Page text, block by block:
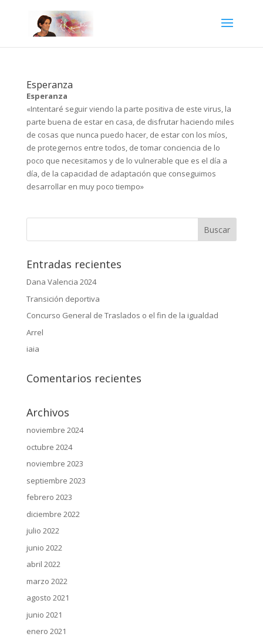
Esperanza
Esperanza
«Intentaré seguir viendo la parte positiva de este virus, la
parte buena de estar en casa, de disfrutar haciendo miles
de cosas que nunca puedo hacer, de estar con los míos,
de protegernos entre todos, de tomar conciencia de lo
poco que necesitamos y de lo vulnerable que es el día a
día, de la capacidad de adaptación que conseguimos
desarrollar en muy poco tiempo»
Entradas recientes
Dana Valencia 2024
Transición deportiva
Concurso General de Traslados o el fin de la igualdad
Arrel
iaia
Comentarios recientes
Archivos
noviembre 2024
octubre 2024
noviembre 2023
septiembre 2023
febrero 2023
diciembre 2022
julio 2022
junio 2022
abril 2022
marzo 2022
agosto 2021
junio 2021
enero 2021